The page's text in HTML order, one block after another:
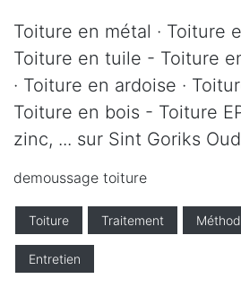
Toiture en métal · Toiture
Toiture en tuile - Toiture
· Toiture en ardoise ·
Toiture en bois - Toiture
zinc, ... sur Sint Goriks
demoussage toiture
Toiture Traitement
Entretien